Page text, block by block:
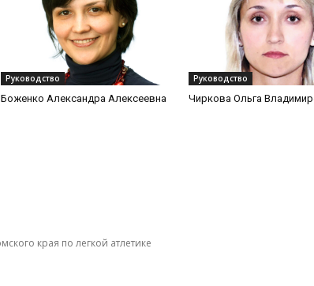
Руководство
Боженко Александра Алексеевна
Руководство
Чиркова Ольга